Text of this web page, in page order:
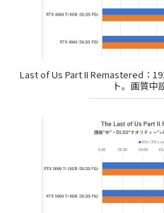
Last of Us Part II Remastered：
ト。画質中